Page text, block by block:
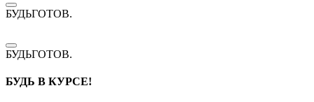
БУДЬГОТОВ.
БУДЬГОТОВ.
БУДЬ В КУРСЕ!